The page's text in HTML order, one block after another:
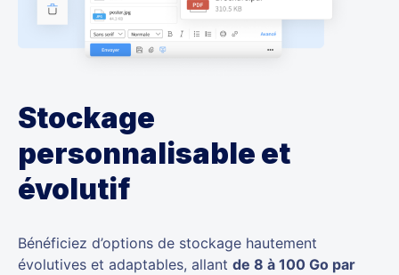
Stockage
personnalisable et
évolutif
Bénéficiez d’options de stockage hautement
évolutives et adaptables, allant de 8 à 100 Go par